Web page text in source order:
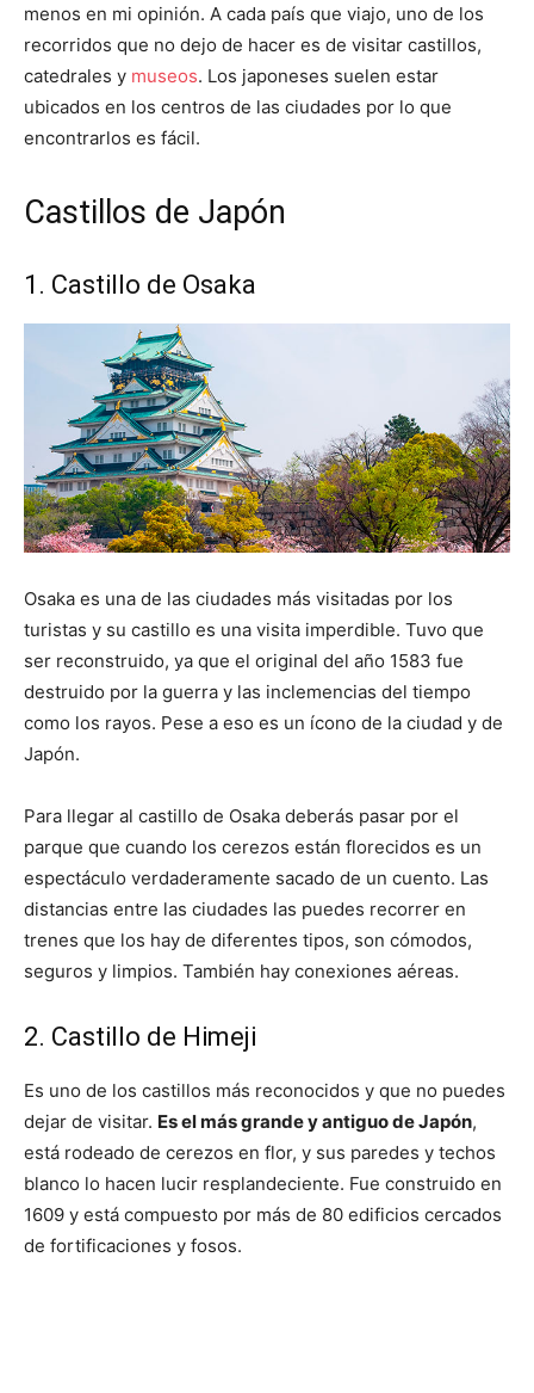
menos en mi opinión. A cada país que viajo, uno de los
recorridos que no dejo de hacer es de visitar castillos,
catedrales y museos. Los japoneses suelen estar
ubicados en los centros de las ciudades por lo que
encontrarlos es fácil.
Castillos de Japón
1. Castillo de Osaka
Osaka es una de las ciudades más visitadas por los
turistas y su castillo es una visita imperdible. Tuvo que
ser reconstruido, ya que el original del año 1583 fue
destruido por la guerra y las inclemencias del tiempo
como los rayos. Pese a eso es un ícono de la ciudad y de
Japón.
Para llegar al castillo de Osaka deberás pasar por el
parque que cuando los cerezos están florecidos es un
espectáculo verdaderamente sacado de un cuento. Las
distancias entre las ciudades las puedes recorrer en
trenes que los hay de diferentes tipos, son cómodos,
seguros y limpios. También hay conexiones aéreas.
2. Castillo de Himeji
Es uno de los castillos más reconocidos y que no puedes
dejar de visitar. Es el más grande y antiguo de Japón,
está rodeado de cerezos en flor, y sus paredes y techos
blanco lo hacen lucir resplandeciente. Fue construido en
1609 y está compuesto por más de 80 edificios cercados
de fortificaciones y fosos.